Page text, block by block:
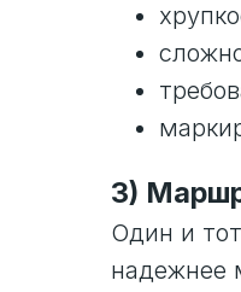
3)
Один и
надежнее